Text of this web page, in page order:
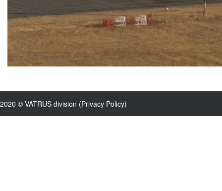
2020 © VATRUS division (Privacy Policy)